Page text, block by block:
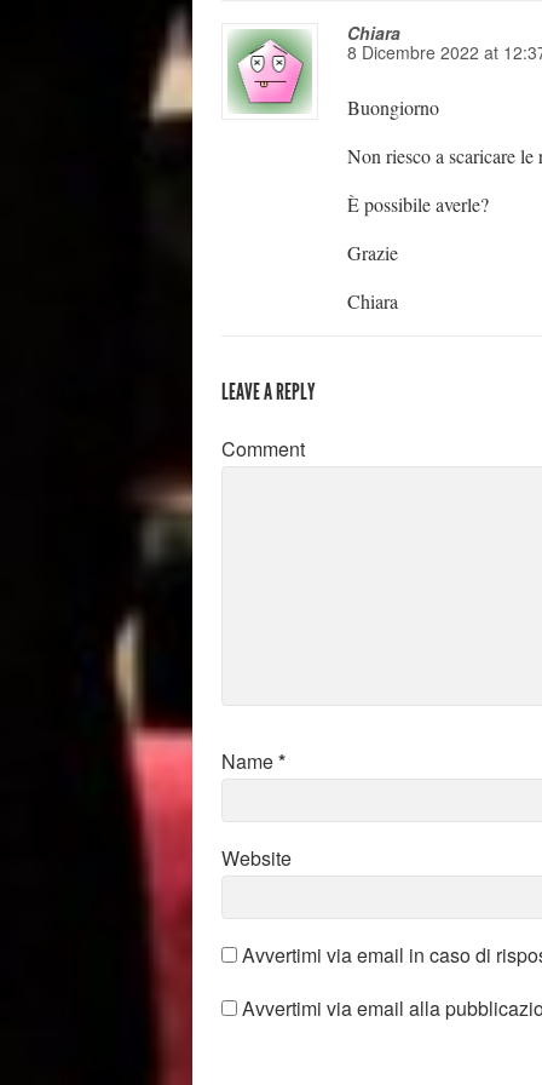
Chiara
8 Dicembre 2022 at
Buongiorno
Non riesco a scaricare
È possibile averle?
Grazie
Chiara
LEAVE A REPLY
Comment
Name*
Website
Avvertimi via email in caso di
Avvertimi via email alla